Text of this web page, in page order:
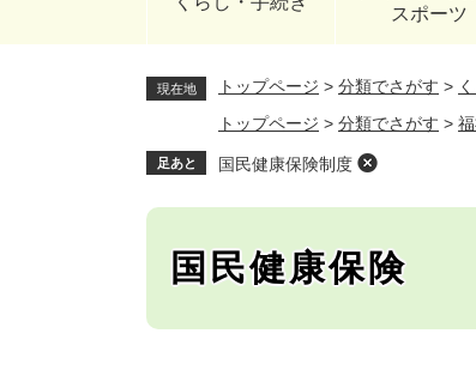
スポーツ
現在地 トップページ > 分類でさがす >
トップページ > 分類でさがす >
足あと 国民健康保険制度
国民健康保険